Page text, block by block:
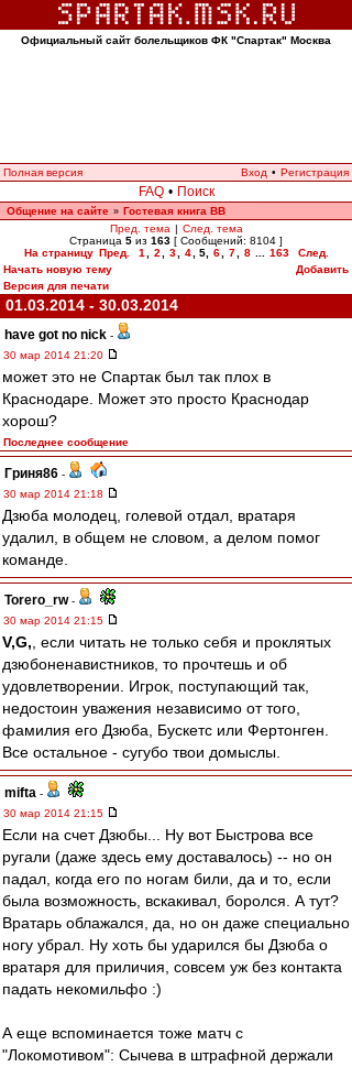
Официальный сайт болельщиков ФК "Спартак" Москва
Полная версия Вход • Регистрация
FAQ • Поиск
Общение на сайте » Гостевая книга ВВ
Пред. тема | След. тема
Страница 5 из 163 [ Сообщений: 8104 ]
На страницу Пред. 1 2 3 4 5, 6 7 8 163
След.
Начать новую тему
Добавить
Версия для печати
01.03.2014 - 30.03.2014
have got no nick -
30 мар 2014 21:20
может это не Спартак был так плох в
Краснодаре. Может это просто Краснодар
хорош?
Последнее сообщение
Гриня86 -
30 мар 2014 21:18
Дзюба молодец, голевой отдал, вратаря
удалил, в общем не словом, а делом помог
команде.
Torero_rw-
30 мар 2014 21:15
V,G, , если читать не только себя и проклятых
дзюбоненавистников, то прочтешь и об
удовлетворении. Игрок, поступающий так,
недостоин уважения независимо от того,
фамилия его Дзюба, Бускетс или Фертонген.
Все остальное - сугубо твои домыслы.
mifta -
30 мар 2014 21:15
Если на счет Дзюбы... Ну вот Быстрова все
ругали (даже здесь ему доставалось) -- но он
падал, когда его по ногам били, да и то, если
была возможность, вскакивал, боролся. А тут?
Вратарь облажался, да, но он даже специально
ногу убрал. Ну хоть бы ударился бы Дзюба о
вратаря для приличия, совсем уж без контакта
падать некомильфо :)
А еще вспоминается тоже матч с
"Локомотивом": Сычева в штрафной держали